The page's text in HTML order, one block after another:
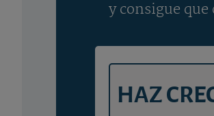
y consigue que
HAZ